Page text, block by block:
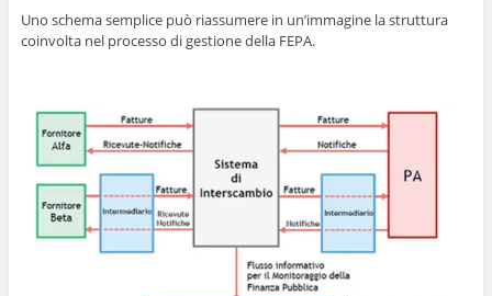
Uno schema semplice può riassumere in un’immagine la struttura
coinvolta nel processo di gestione della FEPA.